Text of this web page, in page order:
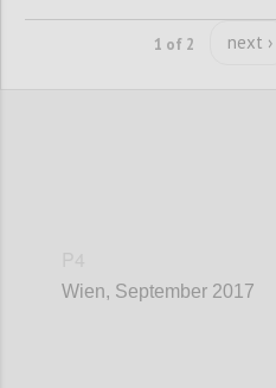
Wien, September 2017
1 of 2 next ›